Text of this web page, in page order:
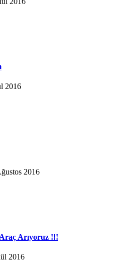
2016
2016
Arıyoruz !!!
2016